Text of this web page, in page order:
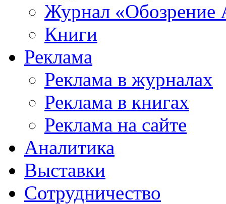
Журнал «Обозрение
Книги
Реклама
Реклама в журналах
Реклама в книгах
Реклама на сайте
Аналитика
Выставки
Сотрудничество